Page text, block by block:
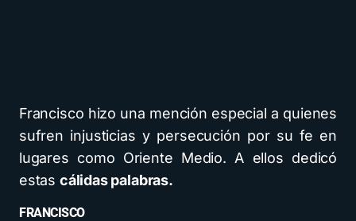
Francisco hizo una mención especial a quienes
sufren injusticias y persecución por su fe en
lugares como Oriente Medio. A ellos dedicó
estas cálidas palabras.
FRANCISCO